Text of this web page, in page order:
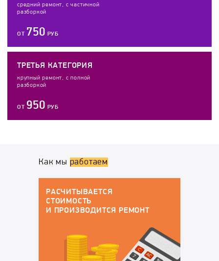
средний ремонт, с частичной
разборкой
ОТ 750 РУБ
ТРЕТЬЯ КАТЕГОРИЯ
крупный ремонт, с полной
разборкой
ОТ 950 РУБ
Как мы работаем
ГАРАНТИЙНОЕ ОБСЛУЖИВАНИЕ
По окончанию работ у вас будут все
докменты:
закрепляется
ответственность за
сохранность вашего
техники на время
котором перечислены
устранённые
неисправности, на
которые будет
действовать гарантия